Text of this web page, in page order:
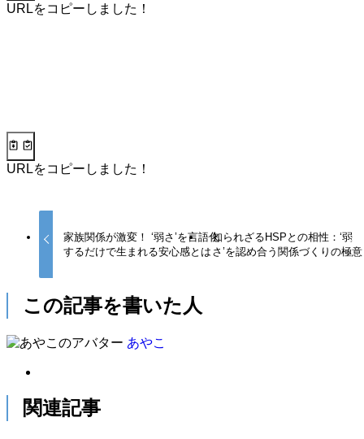
URLをコピーしました！
URLをコピーしました！
家族関係が激変！ ‘弱さ’を言語化
するだけで生まれる安心感とは
知られざるHSPとの相性：‘弱
さ’を認め合う関係づくりの極意
この記事を書いた人
あやこ
関連記事